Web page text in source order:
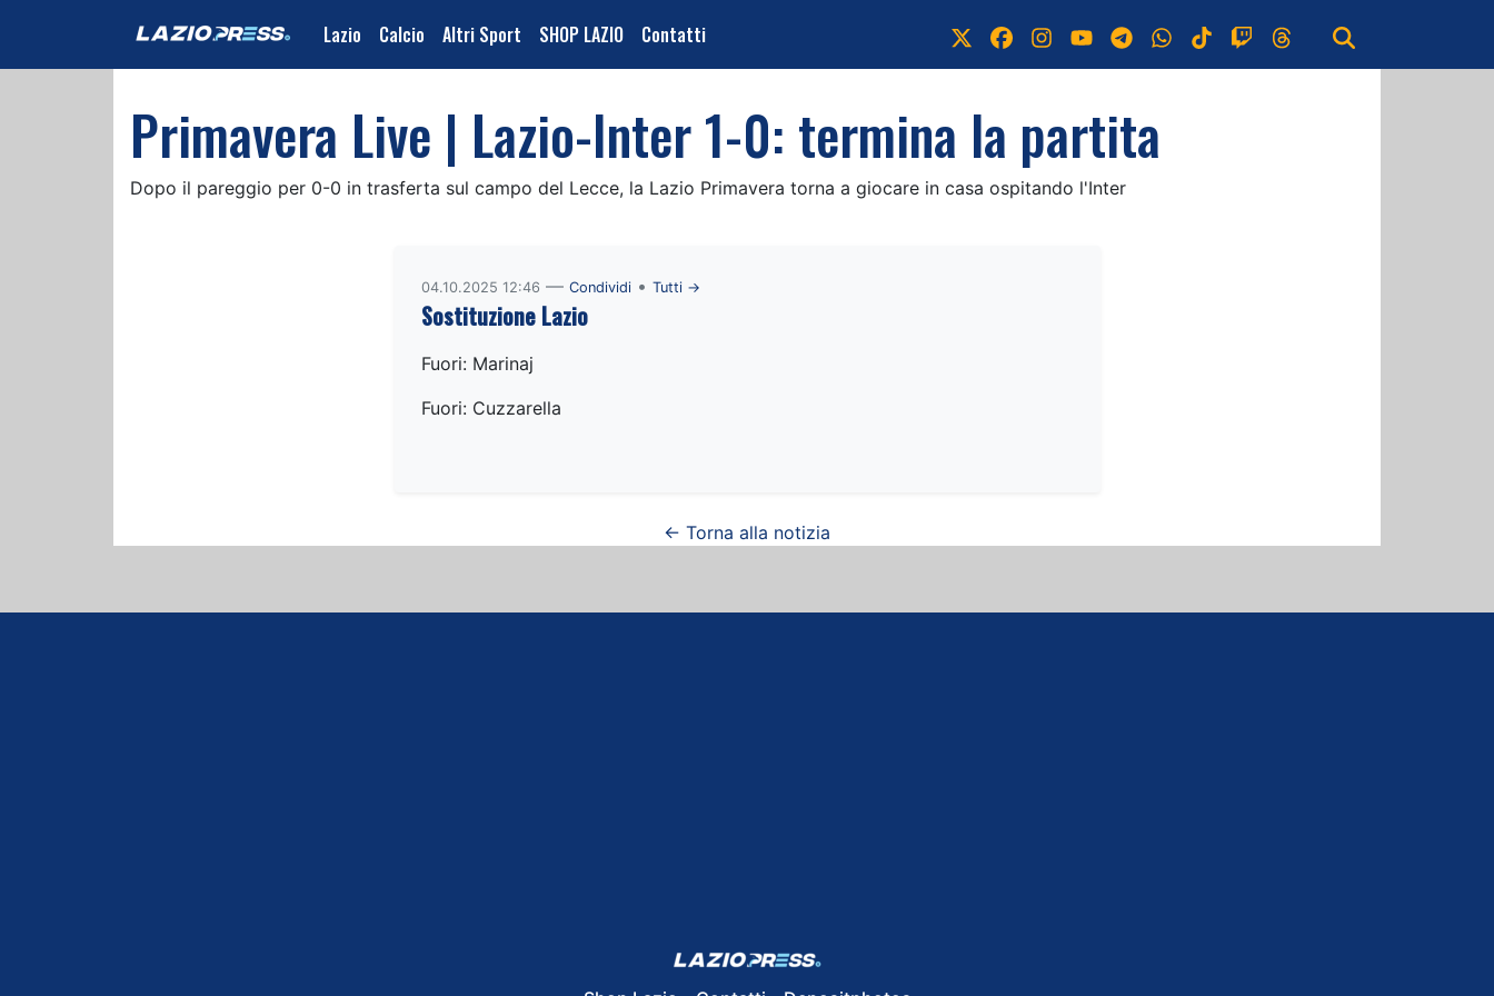
Lazio Calcio Altri Sport SHOP LAZIO Contatti
Primavera Live | Lazio-Inter 1-0: termina la partita
Dopo il pareggio per 0-0 in trasferta sul campo del Lecce, la Lazio Primavera torna a giocare in casa ospitando l'Inter
04.10.2025 12:46 — Condividi• Tutti →
Sostituzione Lazio
Fuori: Marinaj
Fuori: Cuzzarella
← Torna alla notizia